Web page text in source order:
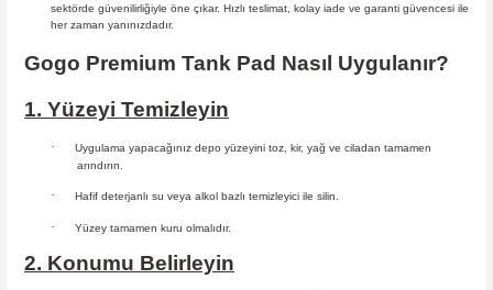
sektörde güvenilirliğiyle öne çıkar. Hızlı teslimat, kolay iade ve garanti güvencesi ile
her zaman yanınızdadır.
Gogo Premium Tank Pad Nasıl Uygulanır?
1. Yüzeyi Temizleyin
·
Uygulama yapacağınız depo yüzeyini toz, kir, yağ ve ciladan tamamen
arındırın.
· Hafif deterjanlı su veya alkol bazlı temizleyici ile silin.
· Yüzey tamamen kuru olmalıdır.
2. Konumu Belirleyin